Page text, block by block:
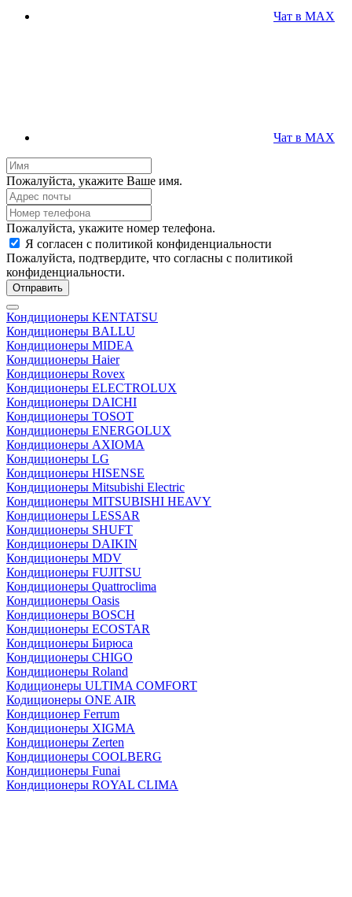
Чат в MAX
Чат в MAX
Пожалуйста, укажите Ваше имя.
Пожалуйста, укажите номер телефона.
Я согласен с политикой конфиденциальности
Пожалуйста, подтвердите, что согласны с политикой
конфиденциальности.
Отправить
Кондиционеры KENTATSU
Кондиционеры BALLU
Кондиционеры MIDEA
Кондиционеры Haier
Кондиционеры Rovex
Кондиционеры ELECTROLUX
Кондиционеры DAICHI
Кондиционеры TOSOT
Кондиционеры ENERGOLUX
Кондиционеры AXIOMA
Кондиционеры LG
Кондиционеры HISENSE
Кондиционеры Mitsubishi Electric
Кондиционеры MITSUBISHI HEAVY
Кондиционеры LESSAR
Кондиционеры SHUFT
Кондиционеры DAIKIN
Кондиционеры MDV
Кондиционеры FUJITSU
Кондиционеры Quattroclima
Кондиционеры Oasis
Кондиционеры BOSCH
Кондиционеры ECOSTAR
Кондиционеры Бирюса
Кондиционеры CHIGO
Кондиционеры Roland
Кодиционеры ULTIMA COMFORT
Кодиционеры ONE AIR
Кондиционер Ferrum
Кондиционеры XIGMA
Кондиционеры Zerten
Кондиционеры СOOLBERG
Кондиционеры Funai
Кондиционеры ROYAL CLIMA